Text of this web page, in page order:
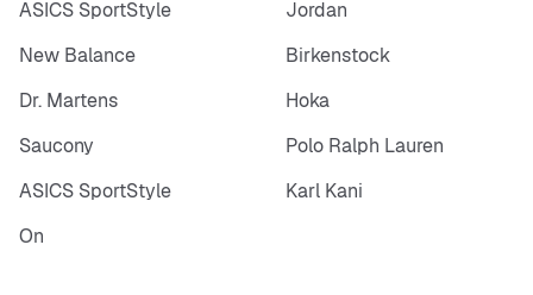
ASICS SportStyle
Jordan
New Balance
Birkenstock
Dr. Martens
Hoka
Saucony
Polo Ralph Lauren
ASICS SportStyle
Karl Kani
On